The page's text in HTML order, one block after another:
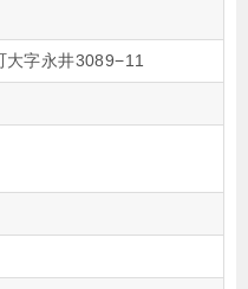
大字永井3089−11